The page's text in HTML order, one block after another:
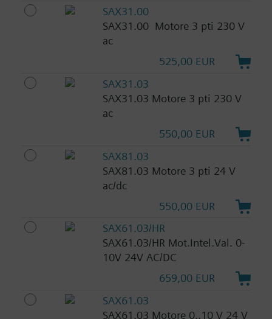
SAX31.00
SAX31.00 Motore 3 pti 230 V
ac
525,00 EUR
SAX31.03
SAX31.03 Motore 3 pti 230 V
ac
550,00 EUR
SAX81.03
SAX81.03 Motore 3 pti 24 V
ac/dc
550,00 EUR
SAX61.03/HR
SAX61.03/HR Mot.Intel.Val. 0-
10V 24V AC/DC
659,00 EUR
SAX61.03
SAX61.03 Motore 0..10 V 24 V